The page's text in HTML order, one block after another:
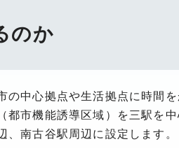
のか
の中心拠点や生活拠点に時間
市機能誘導区域）を三駅を
南古谷駅周辺に設定します。